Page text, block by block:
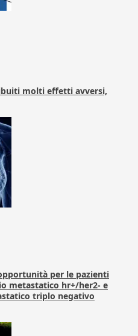
molti effetti avversi,
per le pazienti
metastatico hr+/her2- e
triplo negativo